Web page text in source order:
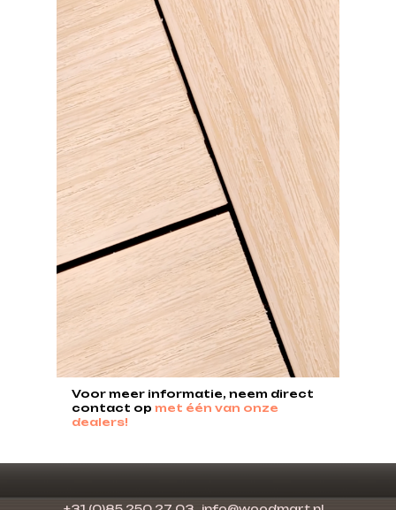
Voor meer informatie, neem direct
contact op met één van onze
dealers!